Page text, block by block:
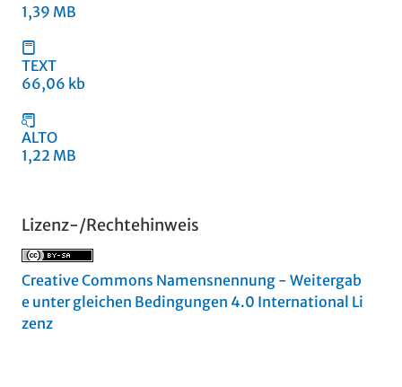
1,39 MB
TEXT
66,06 kb
ALTO
1,22 MB
Lizenz-/Rechtehinweis
Creative Commons Namensnennung - Weitergab
e unter gleichen Bedingungen 4.0 International Li
zenz